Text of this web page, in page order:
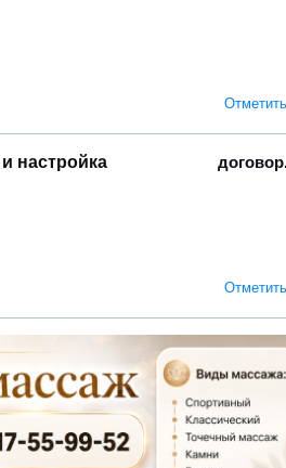
Отметить
настройка
Отметить